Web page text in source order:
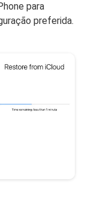
para
preferida.